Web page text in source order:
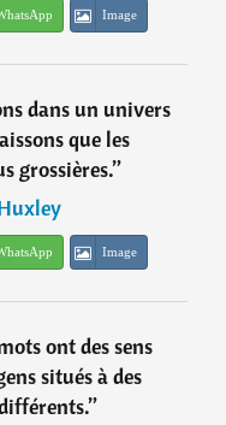
Image
dans un univers
que les
grossières.”
Image
ont des sens
situés à des
”